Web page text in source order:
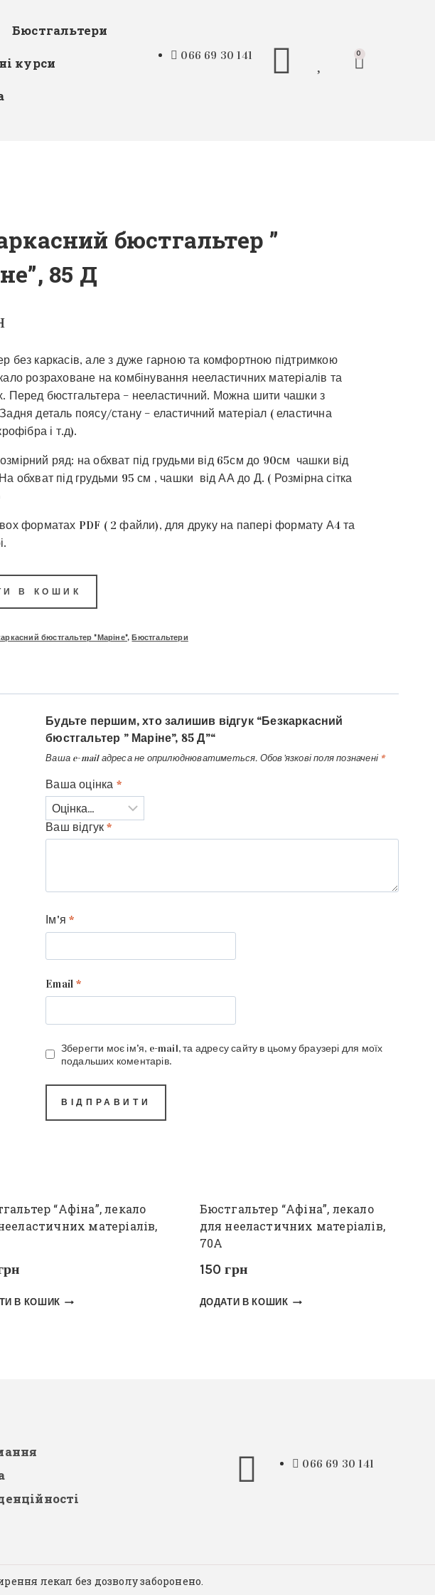
Бюстгальтери
курси
066 69 30 141 0
бюстгальтер ”
85 Д
без каркасів, але з дуже гарною та комфортною підтримкою
розраховане на комбінування нееластичних матеріалів та
Перед бюстгальтера – нееластичний. Можна шити чашки з
деталь поясу/стану – еластичний матеріал ( еластична
і т.д).
ряд: на обхват під грудьми від 65см до 90см чашки від
обхват під грудьми 95 см , чашки від АА до Д. ( Розмірна сітка
форматах PDF ( 2 файли), для друку на папері формату А4 та
В КОШИК
бюстгальтер "Маріне",Бюстгальтери
Будьте першим, хто залишив відгук “Безкаркасний
бюстгальтер ” Маріне”, 85 Д”“
Ваша e-mail адреса не оприлюднюватиметься. Обов’язкові поля позначені *
Ваша оцінка *
Ваш відгук*
Ім'я*
Email*
Зберегти моє ім'я, e-mail, та адресу сайту в цьому браузері для моїх
подальших коментарів.
“Афіна”, лекало
матеріалів,
В КОШИК
Бюстгальтер “Афіна”, лекало
для нееластичних матеріалів,
70А
150грн
ДОДАТИ В КОШИК
066 69 30 141
лекал без дозволу заборонено.